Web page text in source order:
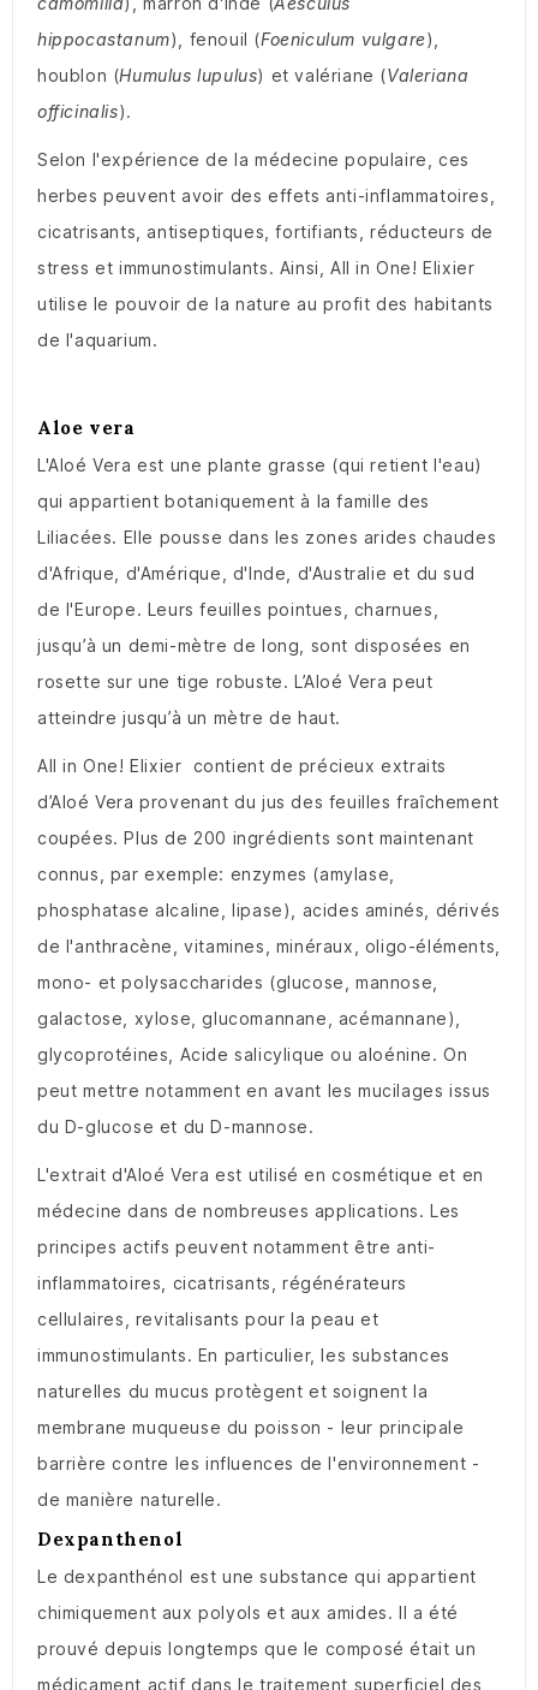
hippocastanum), fenouil (Foeniculum vulgare),
houblon (Humulus lupulus) et valériane (Valeriana
officinalis).
Selon l'expérience de la médecine populaire, ces
herbes peuvent avoir des effets anti-inflammatoires,
cicatrisants, antiseptiques, fortifiants, réducteurs de
stress et immunostimulants. Ainsi, All in One! Elixier
utilise le pouvoir de la nature au profit des habitants
de l'aquarium.
Aloe vera
L'Aloé Vera est une plante grasse (qui retient l'eau)
qui appartient botaniquement à la famille des
Liliacées. Elle pousse dans les zones arides chaudes
d'Afrique, d'Amérique, d'Inde, d'Australie et du sud
de l'Europe. Leurs feuilles pointues, charnues,
jusqu’à un demi-mètre de long, sont disposées en
rosette sur une tige robuste. L’Aloé Vera peut
atteindre jusqu’à un mètre de haut.
All in One! Elixier contient de précieux extraits
d’Aloé Vera provenant du jus des feuilles fraîchement
coupées. Plus de 200 ingrédients sont maintenant
connus, par exemple: enzymes (amylase,
phosphatase alcaline, lipase), acides aminés, dérivés
de l'anthracène, vitamines, minéraux, oligo-éléments,
mono- et polysaccharides (glucose, mannose,
galactose, xylose, glucomannane, acémannane),
glycoprotéines, Acide salicylique ou aloénine. On
peut mettre notamment en avant les mucilages issus
du D-glucose et du D-mannose.
L'extrait d'Aloé Vera est utilisé en cosmétique et en
médecine dans de nombreuses applications. Les
principes actifs peuvent notamment être anti-
inflammatoires, cicatrisants, régénérateurs
cellulaires, revitalisants pour la peau et
immunostimulants. En particulier, les substances
naturelles du mucus protègent et soignent la
membrane muqueuse du poisson - leur principale
barrière contre les influences de l'environnement -
de manière naturelle.
Dexpanthenol
Le dexpanthénol est une substance qui appartient
chimiquement aux polyols et aux amides. Il a été
prouvé depuis longtemps que le composé était un
médicament actif dans le traitement superficiel des